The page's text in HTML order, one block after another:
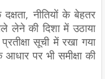
नीतियों के बेहतर
लेने की दिशा में उठाया
सूची में रखा गया
पर भी समीक्षा की